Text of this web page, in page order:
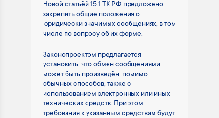
Новой статьёй 15.1 ТК РФ предложено
закрепить общие положения о
юридически значимых сообщениях, в том
числе по вопросу об их форме.
Законопроектом предлагается
установить, что обмен сообщениями
может быть произведён, помимо
обычных способов, также с
использованием электронных или иных
технических средств. При этом
требования к указанным средствам будут